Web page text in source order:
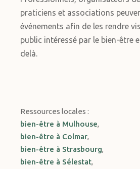
praticiens et associations
événements afin de les rendre
public intéressé par le bien-être
delà.
Ressources locales :
bien-être à Mulhouse,
bien-être à Colmar,
bien-être à Strasbourg,
bien-être à Sélestat,